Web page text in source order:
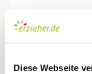
Diese Webseite